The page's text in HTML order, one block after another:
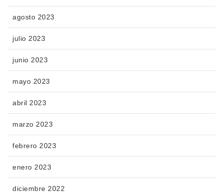
agosto 2023
julio 2023
junio 2023
mayo 2023
abril 2023
marzo 2023
febrero 2023
enero 2023
diciembre 2022